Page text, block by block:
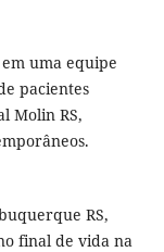
uma equipe
pacientes
Molin RS,
RS,
final de vida na